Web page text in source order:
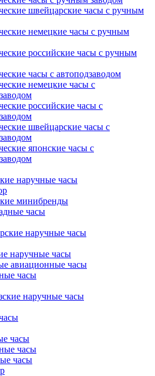
швейцарские часы с ручным
немецкие часы с ручным
российские часы с ручным
часы с автоподзаводом
немецкие часы с
российские часы с
швейцарские часы с
японские часы с
наручные часы
минибренды
часы
наручные часы
наручные часы
авиационные часы
часы
наручные часы
часы
часы
часы